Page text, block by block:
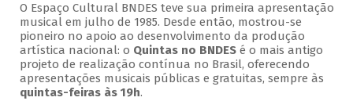
O Espaço Cultural BNDES teve sua primeira apresentação
musical em julho de 1985. Desde então, mostrou-se
pioneiro no apoio ao desenvolvimento da produção
artística nacional: o Quintas no BNDESé o mais antigo
projeto de realização contínua no Brasil, oferecendo
apresentações musicais públicas e gratuitas, sempre às
quintas-feiras às 19h.